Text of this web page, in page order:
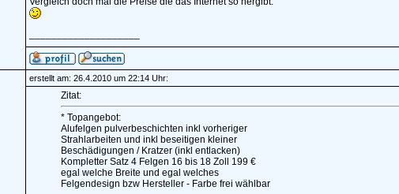
erstellt am: 26.4.2010 um 22:14 Uhr:
Zitat:
* Topangebot:
Alufelgen pulverbeschichten inkl vorheriger
Strahlarbeiten und inkl beseitigen kleiner
Beschädigungen / Kratzer (inkl entlacken)
Kompletter Satz 4 Felgen 16 bis 18 Zoll 199 €
egal welche Breite und egal welches
Felgendesign bzw Hersteller - Farbe frei wählbar